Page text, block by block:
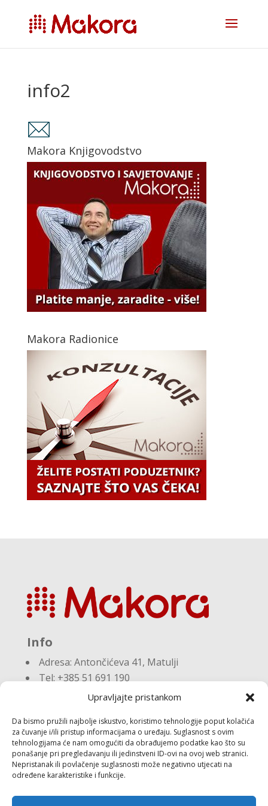
Upravljajte pristankom
Da bismo pružili najbolje iskustvo, koristimo tehnologije poput kolačića
za čuvanje i/ili pristup informacijama o uređaju. Suglasnost s ovim
tehnologijama će nam omogućiti da obrađujemo podatke kao što su
ponašanje pri pregledavanju ili jedinstveni ID-ovi na ovoj web stranici.
Nepristanak ili povlačenje suglasnosti može negativno utjecati na
određene karakteristike i funkcije.
info2
Makora Knjigovodstvo
Makora Radionice
Info
Adresa: Antončićeva 41, Matulji
Tel: +385 51 691 190
Email:knjigovodstvo@makora.hr
Dokumenti
Pravila privatnosti
Politika kolačića (EU)